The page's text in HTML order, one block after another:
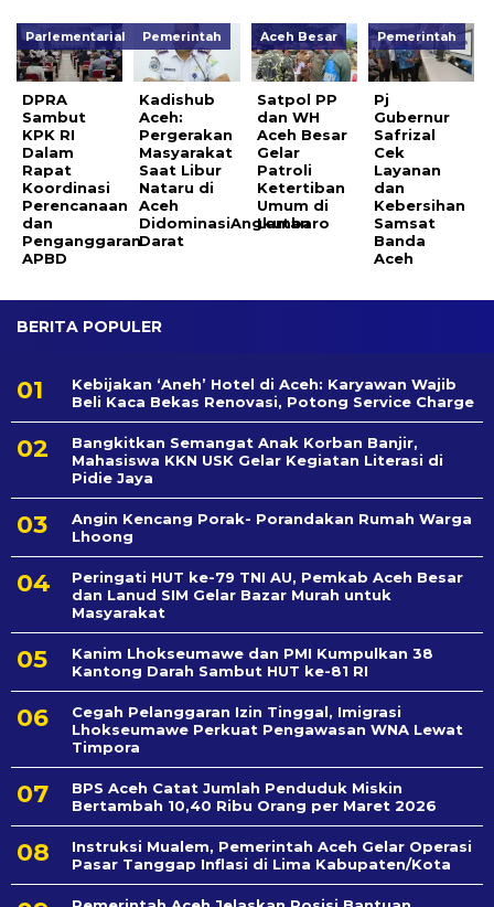
Parlementarial
DPRA
Sambut
KPK RI
Dalam
Rapat
Koordinasi
Perencanaan
dan
Penganggaran
APBD
Pemerintah
Kadishub
Aceh:
Pergerakan
Masyarakat
Saat Libur
Nataru di
Aceh
DidominasiAngkutan
Darat
Aceh Besar
Satpol PP
dan WH
Aceh Besar
Gelar
Patroli
Ketertiban
Umum di
Lambaro
Pemerintah
Pj
Gubernur
Safrizal
Cek
Layanan
dan
Kebersihan
Samsat
Banda
Aceh
BERITA POPULER
Kebijakan ‘Aneh’ Hotel di Aceh: Karyawan Wajib
Beli Kaca Bekas Renovasi, Potong Service Charge
Bangkitkan Semangat Anak Korban Banjir,
Mahasiswa KKN USK Gelar Kegiatan Literasi di
Pidie Jaya
Angin Kencang Porak- Porandakan Rumah Warga
Lhoong
Peringati HUT ke-79 TNI AU, Pemkab Aceh Besar
dan Lanud SIM Gelar Bazar Murah untuk
Masyarakat
Kanim Lhokseumawe dan PMI Kumpulkan 38
Kantong Darah Sambut HUT ke-81 RI
Cegah Pelanggaran Izin Tinggal, Imigrasi
Lhokseumawe Perkuat Pengawasan WNA Lewat
Timpora
BPS Aceh Catat Jumlah Penduduk Miskin
Bertambah 10,40 Ribu Orang per Maret 2026
Instruksi Mualem, Pemerintah Aceh Gelar Operasi
Pasar Tanggap Inflasi di Lima Kabupaten/Kota